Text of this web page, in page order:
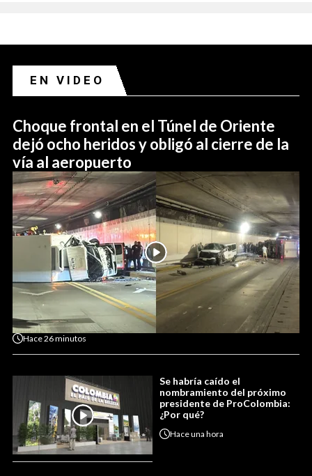
EN VIDEO
Choque frontal en el Túnel de Oriente
dejó ocho heridos y obligó al cierre de la
vía al aeropuerto
Hace26 minutos
Se habría caído el
nombramiento del próximo
presidente de ProColombia:
¿Por qué?
Haceuna hora